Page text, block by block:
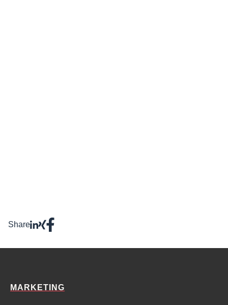
Share
MARKETING